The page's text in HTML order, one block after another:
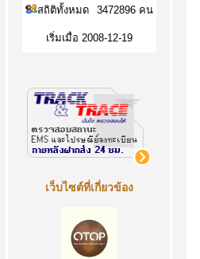
สถิติทั้งหมด
3472896 คน
เริ่มเมื่อ 2008-12-19
เว็บไซต์ที่เกี่ยวข้อง